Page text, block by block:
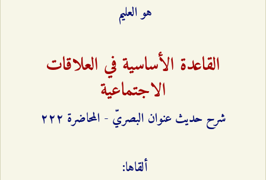
هو العليم
القاعدة الأساسية في العلاقات
الاجتماعية
شرح حديث عنوان البصريّ - المحاضرة ٢٢٢
ألقاها: